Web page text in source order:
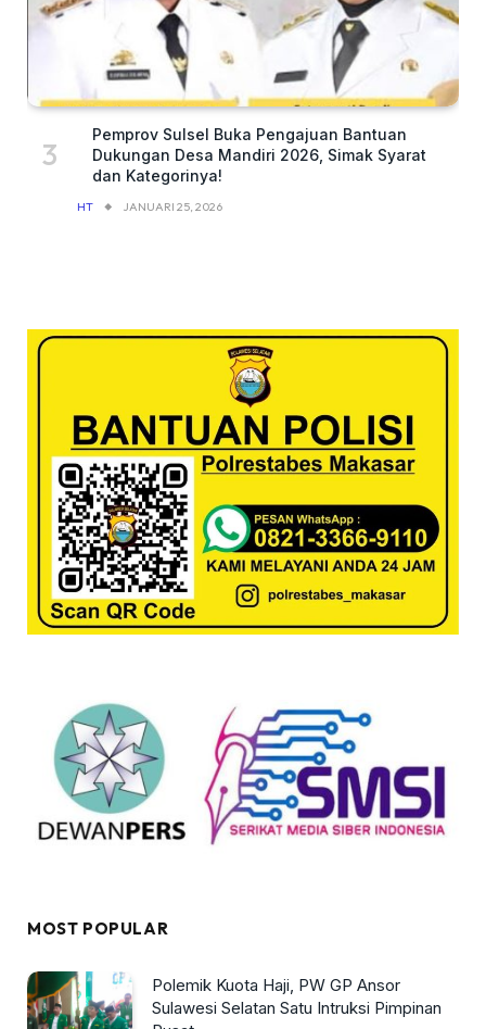
Pemprov Sulsel Buka Pengajuan Bantuan
Dukungan Desa Mandiri 2026, Simak Syarat
dan Kategorinya!
HT JANUARI 25, 2026
MOST POPULAR
Polemik Kuota Haji, PW GP Ansor
Sulawesi Selatan Satu Intruksi Pimpinan